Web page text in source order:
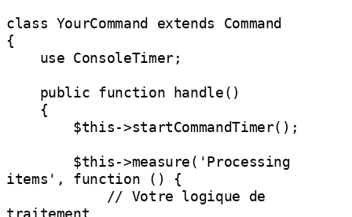
class YourCommand extends Command
{
items', function () {
traitement